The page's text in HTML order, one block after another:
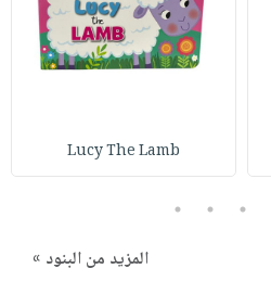
Lucy The Lamb
3
4
5
المزيد من البنود »